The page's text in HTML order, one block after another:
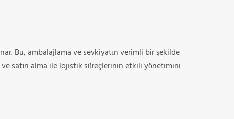
Bu, ambalajlama ve sevkiyatın verimli bir şekilde
ve satın alma ile lojistik süreçlerinin etkili yönetimini